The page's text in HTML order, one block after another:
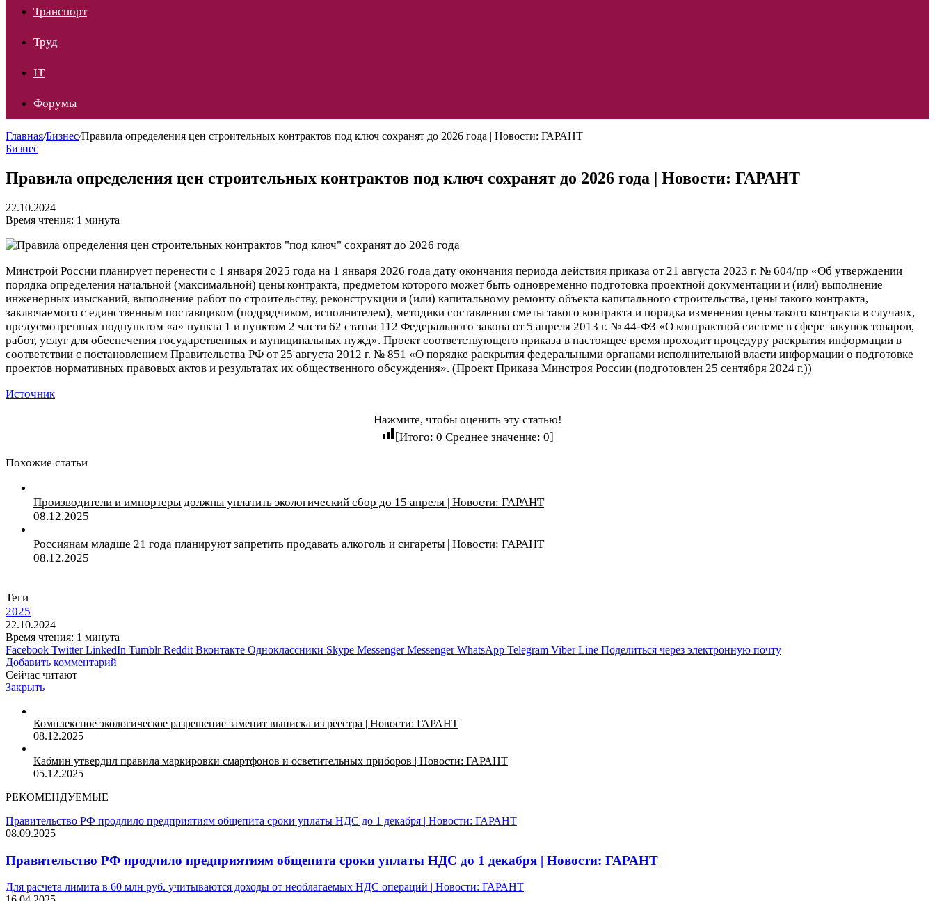
Транспорт
Труд
IT
Форумы
Главная/Бизнес/Правила определения цен строительных контрактов под ключ сохранят до 2026 года | Новости: ГАРАНТ
Бизнес
Правила определения цен строительных контрактов под ключ сохранят до 2026 года | Новости: ГАРАНТ
22.10.2024
Время чтения: 1 минута
Минстрой России планирует перенести с 1 января 2025 года на 1 января 2026 года дату окончания периода действия приказа от 21 августа 2023 г. № 604/пр «Об утверждении
порядка определения начальной (максимальной) цены контракта, предметом которого может быть одновременно подготовка проектной документации и (или) выполнение
инженерных изысканий, выполнение работ по строительству, реконструкции и (или) капитальному ремонту объекта капитального строительства, цены такого контракта,
заключаемого с единственным поставщиком (подрядчиком, исполнителем), методики составления сметы такого контракта и порядка изменения цены такого контракта в случаях,
предусмотренных подпунктом «а» пункта 1 и пунктом 2 части 62 статьи 112 Федерального закона от 5 апреля 2013 г. № 44-ФЗ «О контрактной системе в сфере закупок товаров,
работ, услуг для обеспечения государственных и муниципальных нужд». Проект соответствующего приказа в настоящее время проходит процедуру раскрытия информации в
соответствии с постановлением Правительства РФ от 25 августа 2012 г. № 851 «О порядке раскрытия федеральными органами исполнительной власти информации о подготовке
проектов нормативных правовых актов и результатах их общественного обсуждения». (Проект Приказа Минcтроя России (подготовлен 25 сентября 2024 г.))
Источник
Нажмите, чтобы оценить эту статью!
[Итого: 0 Среднее значение: 0]
Похожие статьи
Производители и импортеры должны уплатить экологический сбор до 15 апреля | Новости: ГАРАНТ
08.12.2025
Россиянам младше 21 года планируют запретить продавать алкоголь и сигареты | Новости: ГАРАНТ
08.12.2025
Теги
2025
22.10.2024
Время чтения: 1 минута
Facebook Twitter LinkedIn Tumblr Reddit Вконтакте Одноклассники Skype Messenger Messenger WhatsApp Telegram Viber Line Поделиться через электронную почту
Добавить комментарий
Сейчас читают
Закрыть
Комплексное экологическое разрешение заменит выписка из реестра | Новости: ГАРАНТ
08.12.2025
Кабмин утвердил правила маркировки смартфонов и осветительных приборов | Новости: ГАРАНТ
05.12.2025
РЕКОМЕНДУЕМЫЕ
Правительство РФ продлило предприятиям общепита сроки уплаты НДС до 1 декабря | Новости: ГАРАНТ
08.09.2025
Правительство РФ продлило предприятиям общепита сроки уплаты НДС до 1 декабря | Новости: ГАРАНТ
Для расчета лимита в 60 млн руб. учитываются доходы от необлагаемых НДС операций | Новости: ГАРАНТ